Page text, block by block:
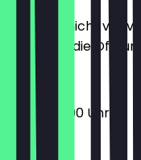
Damit du nicht vor
halten wir die
16:00 - 23:00 Uhr